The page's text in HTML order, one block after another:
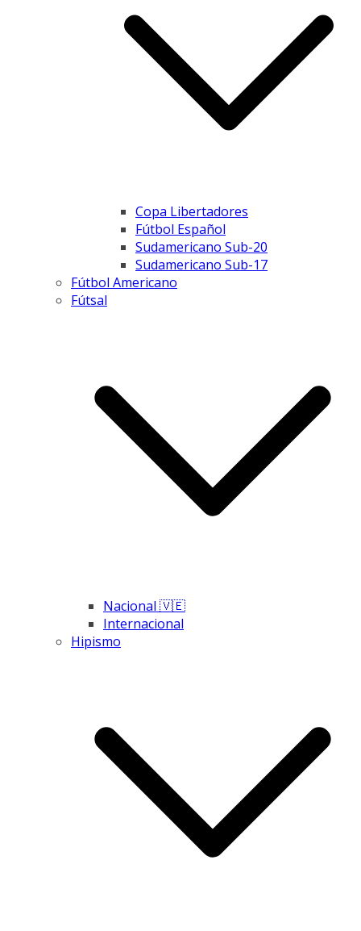
Copa Libertadores
Fútbol Español
Sudamericano Sub-20
Sudamericano Sub-17
Fútbol Americano
Fútsal
Nacional 🇻🇪
Internacional
Hipismo